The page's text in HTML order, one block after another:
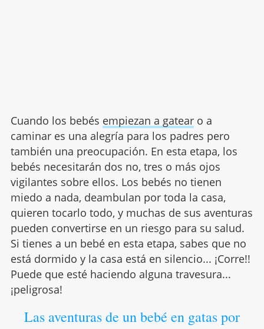
Cuando los bebés empiezan a gatearo a
caminar es una alegría para los padres pero
también una preocupación. En esta etapa, los
bebés necesitarán dos no, tres o más ojos
vigilantes sobre ellos. Los bebés no tienen
miedo a nada, deambulan por toda la casa,
quieren tocarlo todo, y muchas de sus aventuras
pueden convertirse en un riesgo para su salud.
Si tienes a un bebé en esta etapa, sabes que no
está dormido y la casa está en silencio... ¡Corre!!
Puede que esté haciendo alguna travesura...
¡peligrosa!
Las aventuras de un bebé en gatas por